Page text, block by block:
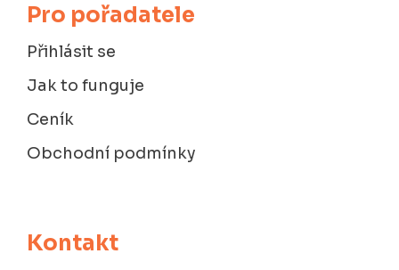
Pro pořadatele
Přihlásit se
Jak to funguje
Ceník
Obchodní podmínky
Kontakt